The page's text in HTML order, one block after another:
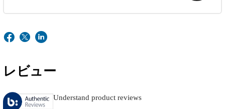
レビュー
Understand product reviews